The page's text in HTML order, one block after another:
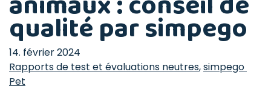
qualité par simpego
14. février 2024
Rapports de test et évaluations neutres,simpego
Pet